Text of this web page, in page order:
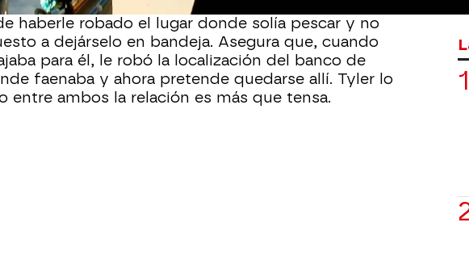
del 'Hot Tuna',
tiene cuentas pendientes con él.
haberle robado el lugar donde solía pescar y no
a dejárselo en bandeja. Asegura que, cuando
para él, le robó la localización del banco de
faenaba y ahora pretende quedarse allí. Tyler lo
entre ambos la relación es más que tensa.